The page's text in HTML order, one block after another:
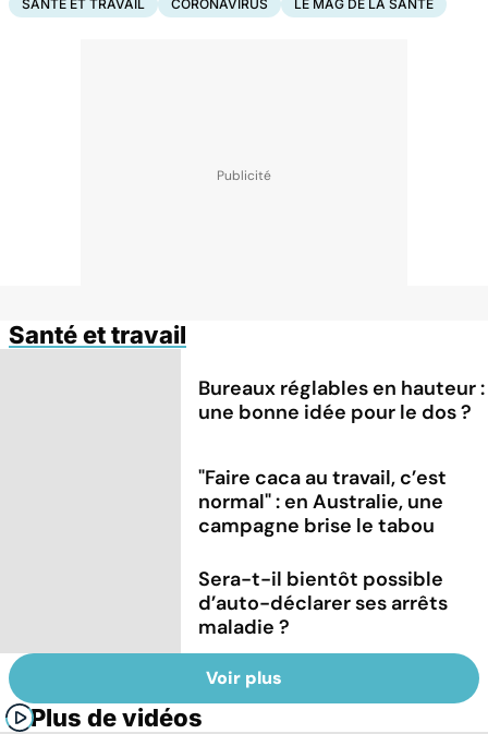
SANTÉ ET TRAVAIL CORONAVIRUS LE MAG DE LA SANTÉ
Santé et travail
Bureaux réglables en hauteur :
une bonne idée pour le dos ?
"Faire caca au travail, c’est
normal" : en Australie, une
campagne brise le tabou
Sera-t-il bientôt possible
d’auto-déclarer ses arrêts
maladie ?
Voir plus
Plus de vidéos